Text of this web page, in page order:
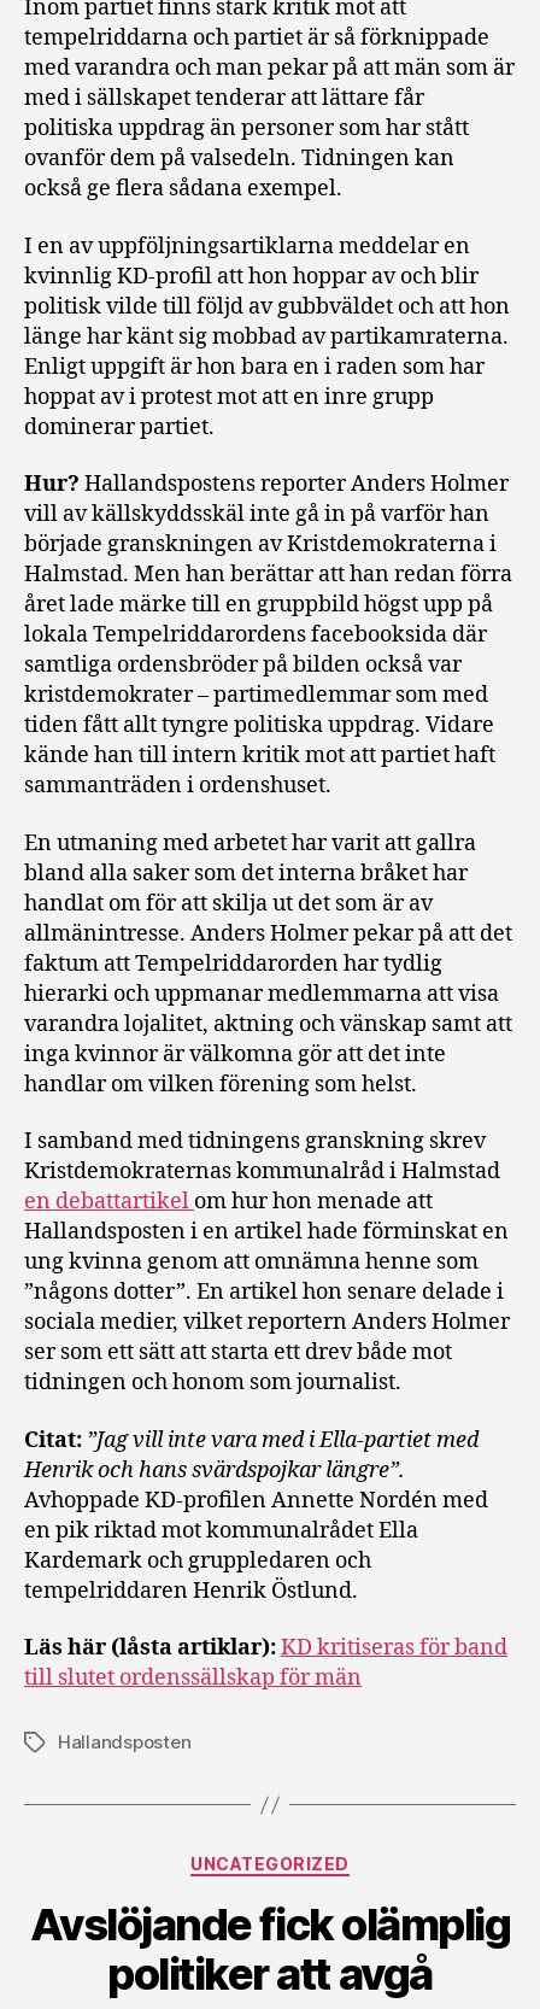
Inom partiet finns stark kritik mot att
tempelriddarna och partiet är så förknippade
med varandra och man pekar på att män som är
med i sällskapet tenderar att lättare får
politiska uppdrag än personer som har stått
ovanför dem på valsedeln. Tidningen kan
också ge flera sådana exempel.
I en av uppföljningsartiklarna meddelar en
kvinnlig KD-profil att hon hoppar av och blir
politisk vilde till följd av gubbväldet och att hon
länge har känt sig mobbad av partikamraterna.
Enligt uppgift är hon bara en i raden som har
hoppat av i protest mot att en inre grupp
dominerar partiet.
Hur? Hallandspostens reporter Anders Holmer
vill av källskyddsskäl inte gå in på varför han
började granskningen av Kristdemokraterna i
Halmstad. Men han berättar att han redan förra
året lade märke till en gruppbild högst upp på
lokala Tempelriddarordens facebooksida där
samtliga ordensbröder på bilden också var
kristdemokrater – partimedlemmar som med
tiden fått allt tyngre politiska uppdrag. Vidare
kände han till intern kritik mot att partiet haft
sammanträden i ordenshuset.
En utmaning med arbetet har varit att gallra
bland alla saker som det interna bråket har
handlat om för att skilja ut det som är av
allmänintresse. Anders Holmer pekar på att det
faktum att Tempelriddarorden har tydlig
hierarki och uppmanar medlemmarna att visa
varandra lojalitet, aktning och vänskap samt att
inga kvinnor är välkomna gör att det inte
handlar om vilken förening som helst.
I samband med tidningens granskning skrev
Kristdemokraternas kommunalråd i Halmstad
en debattartikel om hur hon menade att
Hallandsposten i en artikel hade förminskat en
ung kvinna genom att omnämna henne som
”någons dotter”. En artikel hon senare delade i
sociala medier, vilket reportern Anders Holmer
ser som ett sätt att starta ett drev både mot
tidningen och honom som journalist.
Citat: ”Jag vill inte vara med i Ella-partiet med
Henrik och hans svärdspojkar längre”.
Avhoppade KD-profilen Annette Nordén med
en pik riktad mot kommunalrådet Ella
Kardemark och gruppledaren och
tempelriddaren Henrik Östlund.
Läs här (låsta artiklar):KD kritiseras för band
till slutet ordenssällskap för män
EtiketterHallandsposten
Kategorier
UNCATEGORIZED
Avslöjande fick olämplig
politiker att avgå